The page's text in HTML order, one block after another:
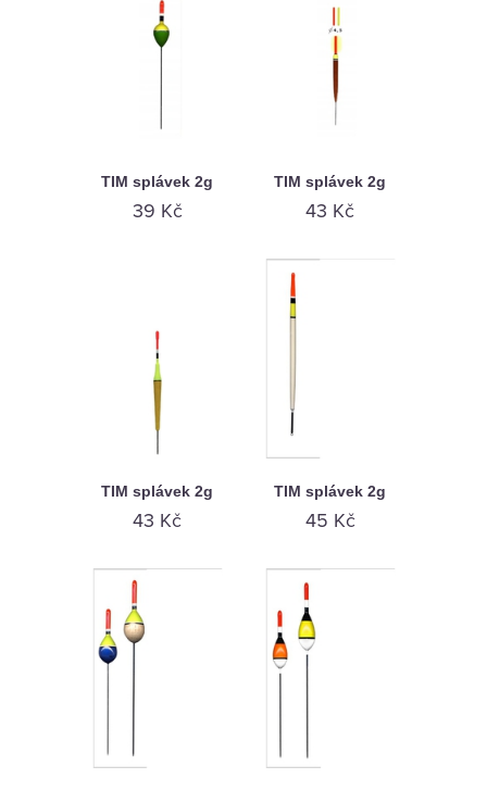
TIM splávek 2g
39 Kč
TIM splávek 2g
43 Kč
TIM splávek 2g
43 Kč
TIM splávek 2g
45 Kč